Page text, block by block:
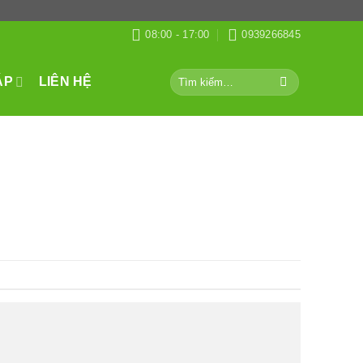
08:00 - 17:00 0939266845
LIÊN HỆ
Tìm
kiếm: